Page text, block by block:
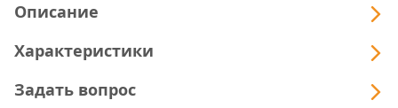
Описание
Характеристики
Задать вопрос